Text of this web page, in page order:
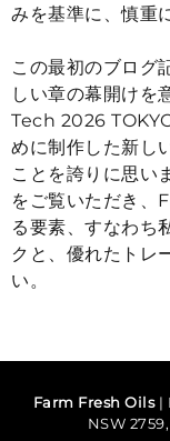
みを基準に、慎重
この最初のブロ
しい章の幕開けを
Tech 2026
めに制作した新し
ことを誇りに思い
をご覧いただき
る要素、すなわち
クと、優れたトレ
い。
Farm Fresh Oils|
NSW